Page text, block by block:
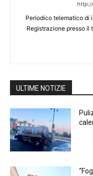
Periodico telematico di
Registrazione presso il
ULTIME NOTIZIE